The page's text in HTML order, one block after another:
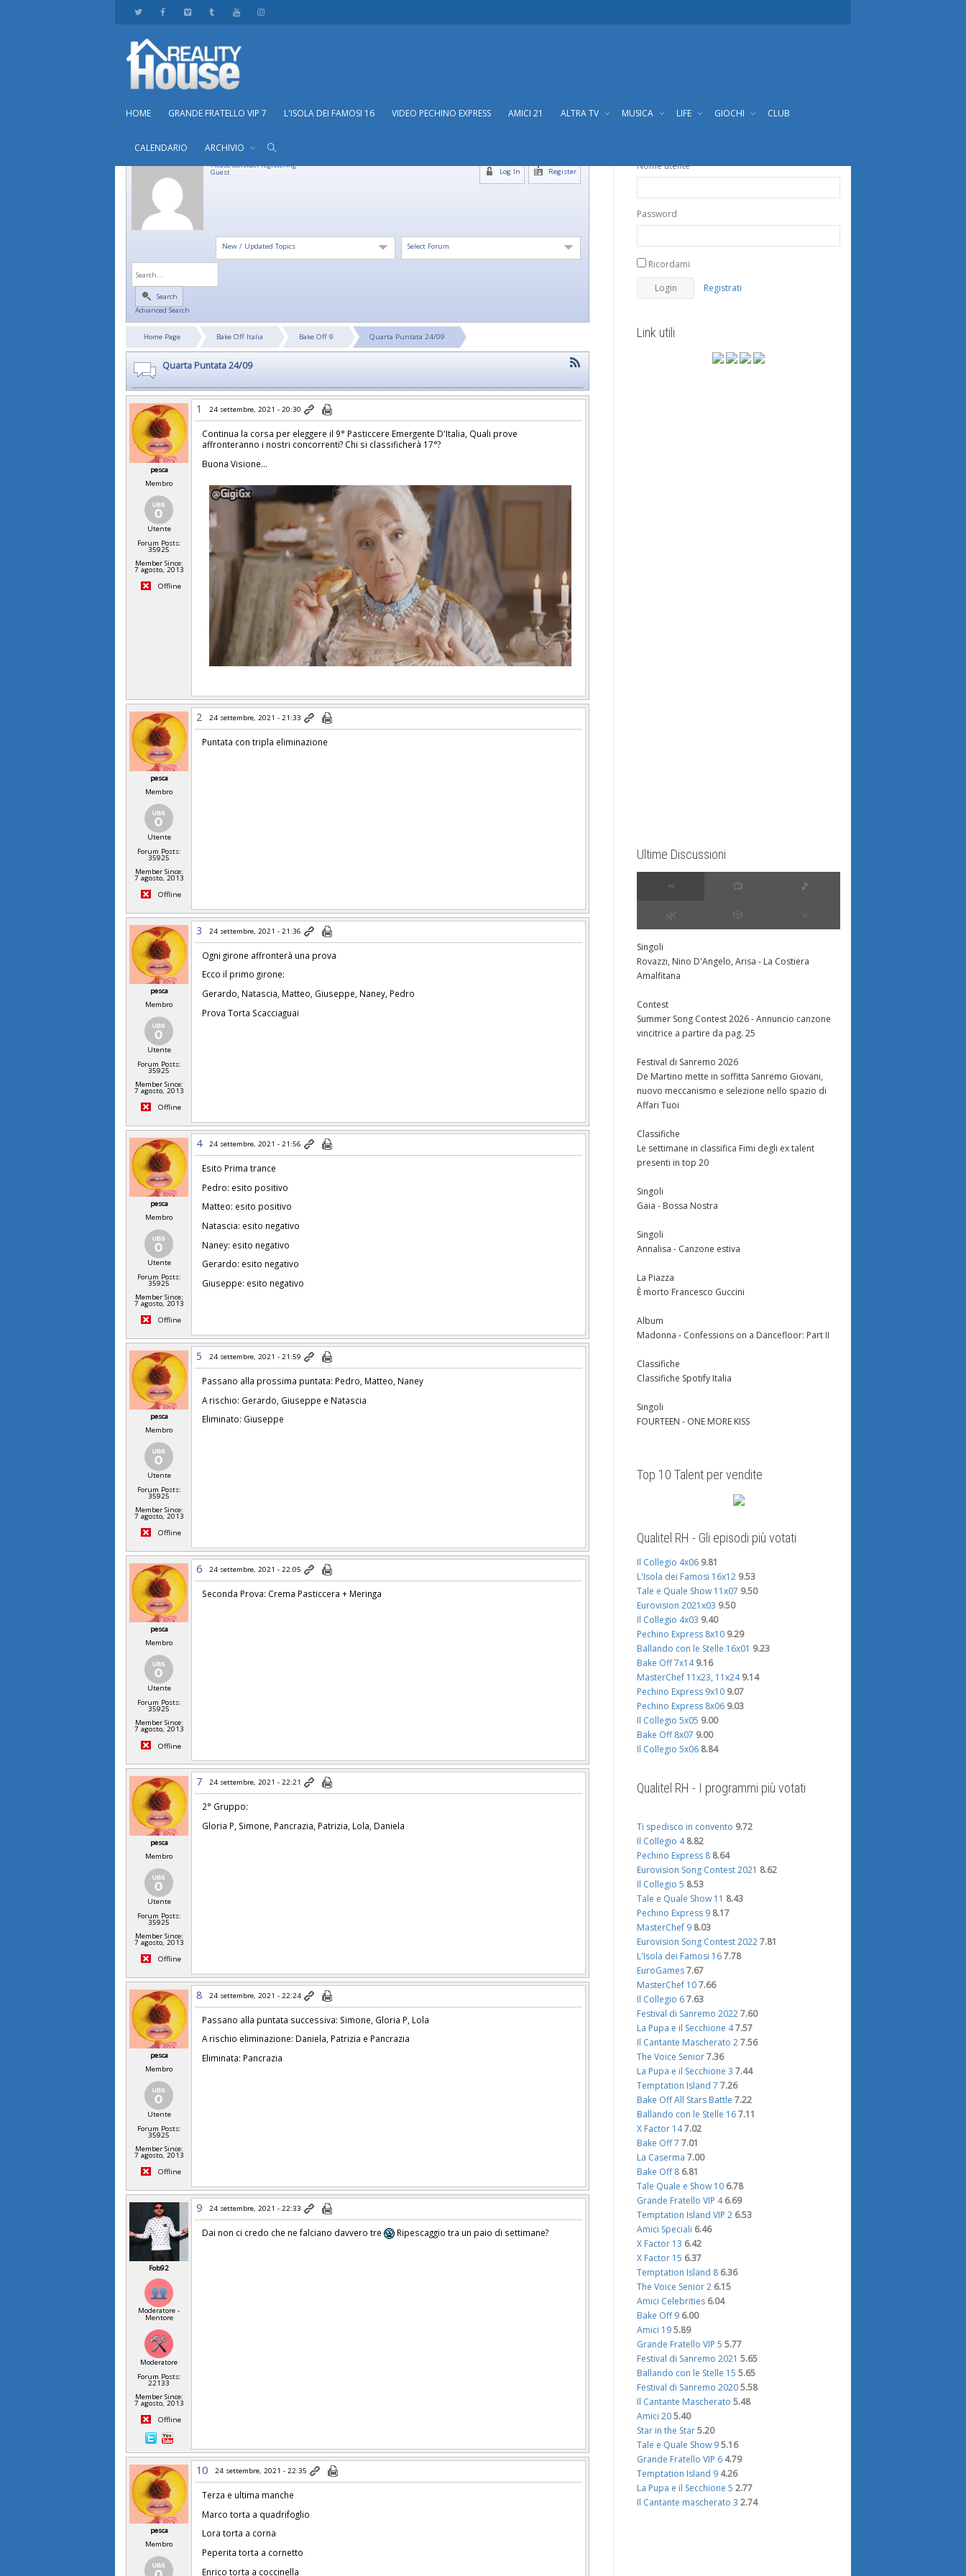
HOME GRANDE FRATELLO VIP 7 L'ISOLA DEI FAMOSI 16 VIDEO PECHINO EXPRESS AMICI 21 ALTRA TV MUSICA LIFE GIOCHI CLUB
CALENDARIO ARCHIVIO
Please consider registering
Guest Register
Log In
Select Forum
New / Updated Topics
Search
Advanced Search
Home Page Bake Off Italia Bake Off 9 Quarta Puntata 24/09
Quarta Puntata 24/09
pesca
Membro
Utente
Forum Posts:
35925
Member Since:
7 agosto, 2013
Offline
1 24 settembre, 2021 - 20:30
Continua la corsa per eleggere il 9° Pasticcere Emergente D'Italia, Quali prove
affronteranno i nostri concorrenti? Chi si classificherà 17°?
Buona Visione...
pesca
Membro
Utente
Forum Posts:
35925
Member Since:
7 agosto, 2013
Offline
2 24 settembre, 2021 - 21:33
Puntata con tripla eliminazione
pesca
Membro
Utente
Forum Posts:
35925
Member Since:
7 agosto, 2013
Offline
3 24 settembre, 2021 - 21:36
Ogni girone affronterà una prova
Ecco il primo girone:
Gerardo, Natascia, Matteo, Giuseppe, Naney, Pedro
Prova Torta Scacciaguai
pesca
Membro
Utente
Forum Posts:
35925
Member Since:
7 agosto, 2013
Offline
4 24 settembre, 2021 - 21:56
Esito Prima trance
Pedro: esito positivo
Matteo: esito positivo
Natascia: esito negativo
Naney: esito negativo
Gerardo: esito negativo
Giuseppe: esito negativo
pesca
Membro
Utente
Forum Posts:
35925
Member Since:
7 agosto, 2013
Offline
5 24 settembre, 2021 - 21:59
Passano alla prossima puntata: Pedro, Matteo, Naney
A rischio: Gerardo, Giuseppe e Natascia
Eliminato: Giuseppe
pesca
Membro
Utente
Forum Posts:
35925
Member Since:
7 agosto, 2013
Offline
6 24 settembre, 2021 - 22:05
Seconda Prova: Crema Pasticcera + Meringa
pesca
Membro
Utente
Forum Posts:
35925
Member Since:
7 agosto, 2013
Offline
7 24 settembre, 2021 - 22:21
2° Gruppo:
Gloria P, Simone, Pancrazia, Patrizia, Lola, Daniela
pesca
Membro
Utente
Forum Posts:
35925
Member Since:
7 agosto, 2013
Offline
8 24 settembre, 2021 - 22:24
Passano alla puntata successiva: Simone, Gloria P, Lola
A rischio eliminazione: Daniela, Patrizia e Pancrazia
Eliminata: Pancrazia
Fob92
Moderatore -
Mentore
Moderatore
Forum Posts:
22133
Member Since:
7 agosto, 2013
Offline
9 24 settembre, 2021 - 22:33
Dai non ci credo che ne falciano davvero tre Ripescaggio tra un paio di settimane?
pesca
Membro
10 24 settembre, 2021 - 22:35
Terza e ultima manche
Marco torta a quadrifoglio
Lora torta a corna
Peperita torta a cornetto
Enrico torta a coccinella
Nome utente
Password
Ricordami
Registrati
Link utili
Ultime Discussioni
∞ 📺 🎵
🌿 🎲 ⭐️
Singoli
Rovazzi, Nino D'Angelo, Arisa - La Costiera
Amalfitana
Contest
Summer Song Contest 2026 - Annuncio canzone
vincitrice a partire da pag. 25
Festival di Sanremo 2026
De Martino mette in soffitta Sanremo Giovani,
nuovo meccanismo e selezione nello spazio di
Affari Tuoi
Classifiche
Le settimane in classifica Fimi degli ex talent
presenti in top 20
Singoli
Gaia - Bossa Nostra
Singoli
Annalisa - Canzone estiva
La Piazza
È morto Francesco Guccini
Album
Madonna - Confessions on a Dancefloor: Part II
Classifiche
Classifiche Spotify Italia
Singoli
FOURTEEN - ONE MORE KISS
Top 10 Talent per vendite
Qualitel RH - Gli episodi più votati
Il Collegio 4x06 9.81
L'Isola dei Famosi 16x12 9.53
Tale e Quale Show 11x07 9.50
Eurovision 2021x03 9.50
Il Collegio 4x03 9.40
Pechino Express 8x10 9.29
Ballando con le Stelle 16x01 9.23
Bake Off 7x14 9.16
MasterChef 11x23, 11x24 9.14
Pechino Express 9x10 9.07
Pechino Express 8x06 9.03
Il Collegio 5x05 9.00
Bake Off 8x07 9.00
Il Collegio 5x06 8.84
Qualitel RH - I programmi più votati
Ti spedisco in convento 9.72
Il Collegio 4 8.82
Pechino Express 8 8.64
Eurovision Song Contest 2021 8.62
Il Collegio 5 8.53
Tale e Quale Show 11 8.43
Pechino Express 9 8.17
MasterChef 9 8.03
Eurovision Song Contest 2022 7.81
L'Isola dei Famosi 16 7.78
EuroGames 7.67
MasterChef 10 7.66
Il Collegio 6 7.63
Festival di Sanremo 2022 7.60
La Pupa e il Secchione 47.57
Il Cantante Mascherato 2 7.56
The Voice Senior 7.36
La Pupa e il Secchione 3 7.44
Temptation Island 7 7.26
Bake Off All Stars Battle 7.22
Ballando con le Stelle 16 7.11
X Factor 147.02
Bake Off 7 7.01
La Caserma 7.00
Bake Off 8 6.81
Tale Quale e Show 10 6.78
Grande Fratello VIP 4 6.69
Temptation Island VIP 2 6.53
Amici Speciali 6.46
X Factor 13 6.42
X Factor 15 6.37
Temptation Island 8 6.36
The Voice Senior 2 6.15
Amici Celebrities 6.04
Bake Off 9 6.00
Amici 19 5.89
Grande Fratello VIP 5 5.77
Festival di Sanremo 2021 5.65
Ballando con le Stelle 15 5.65
Festival di Sanremo 2020 5.58
Il Cantante Mascherato 5.48
Amici 20 5.40
Star in the Star 5.20
Tale e Quale Show 9 5.16
Grande Fratello VIP 6 4.79
Temptation Island 9 4.26
La Pupa e il Secchione 5 2.77
Il Cantante mascherato 3 2.74